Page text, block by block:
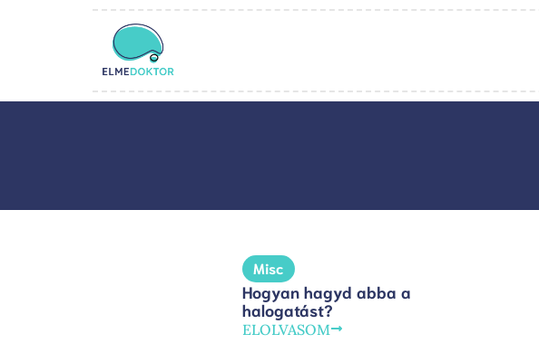
Misc
Hogyan hagyd abba a
halogatást?
ELOLVASOM